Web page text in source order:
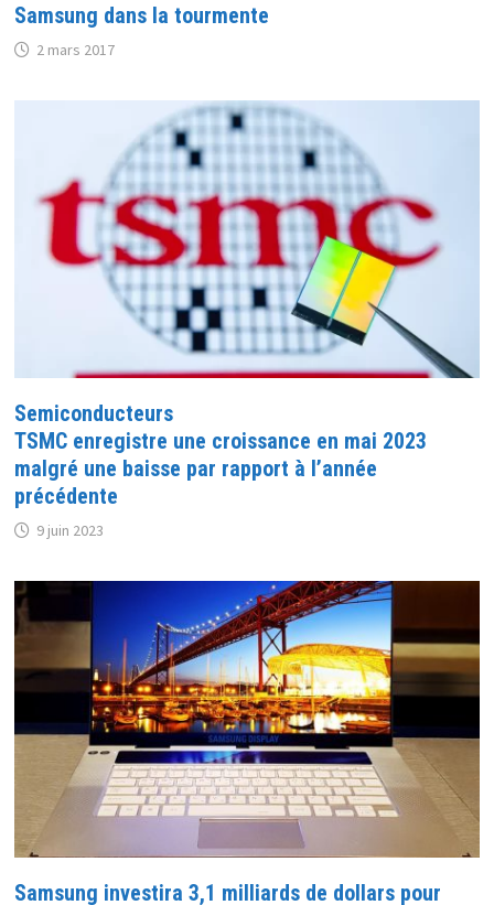
Samsung dans la tourmente
2 mars 2017
Semiconducteurs
TSMC enregistre une croissance en mai 2023
malgré une baisse par rapport à l’année
précédente
9 juin 2023
Samsung investira 3,1 milliards de dollars pour